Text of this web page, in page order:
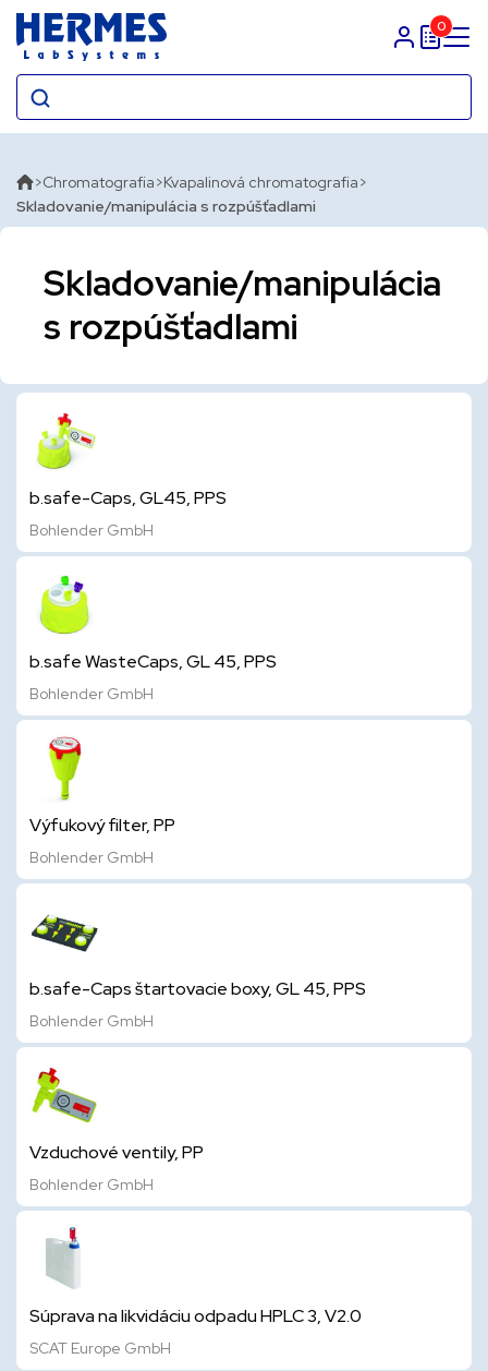
Prihlasit sa
0
Chromatografia Kvapalinová chromatografia
Skladovanie/manipulácia s rozpúšťadlami
Skladovanie/manipulácia
s rozpúšťadlami
b.safe-Caps, GL45, PPS
Bohlender GmbH
b.safe WasteCaps, GL 45, PPS
Bohlender GmbH
Výfukový filter, PP
Bohlender GmbH
b.safe-Caps štartovacie boxy, GL 45, PPS
Bohlender GmbH
Vzduchové ventily, PP
Bohlender GmbH
Súprava na likvidáciu odpadu HPLC 3, V2.0
SCAT Europe GmbH